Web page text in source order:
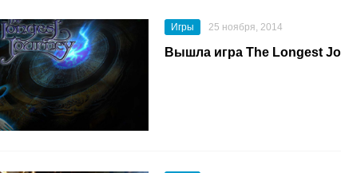
Игры 25 ноября, 2014
Вышла игра The Longest